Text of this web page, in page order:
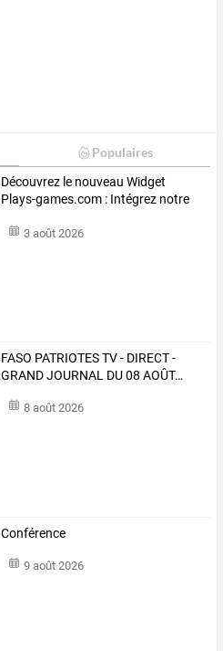
Populaires
Découvrez le nouveau Widget
Plays-games.com : Intégrez notre
3 août 2026
FASO PATRIOTESTV- DIRECT-
GRANDJOURNAL DU08 AOÛT…
8 août 2026
Conférence
9 août 2026